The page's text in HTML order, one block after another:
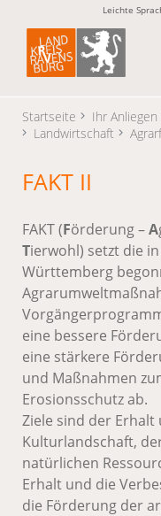
Leichte
Startseite Ihr Anliegen
Landwirtschaft
FAKT II
FAKT (Förderung –A
Tierwohl) setzt die
Württemberg
eine bessere
eine stärkere
und Maßnahmen
Erosionsschutz ab.
Ziele sind der Erhalt
Kulturlandschaft,
natürlichen
Erhalt und die
die Förderung der